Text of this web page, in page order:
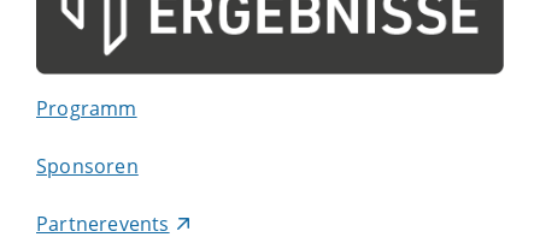
Programm
Sponsoren
Partnerevents